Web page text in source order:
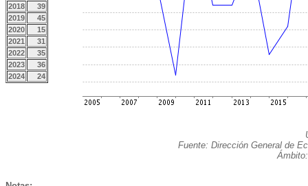
2018
39
2019
45
2020
15
2021
31
2022
35
2023
36
2024
24
Fuente: Dirección General de